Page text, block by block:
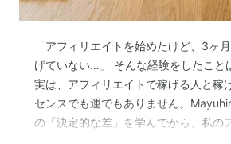
「アフィリエイトを始めたけど、3ヶ
げていない…」 そんな経験をしたこと
実は、アフィリエイトで稼げる人と稼
センスでも運でもありません。
の「決定的な差」を学んでから、私の